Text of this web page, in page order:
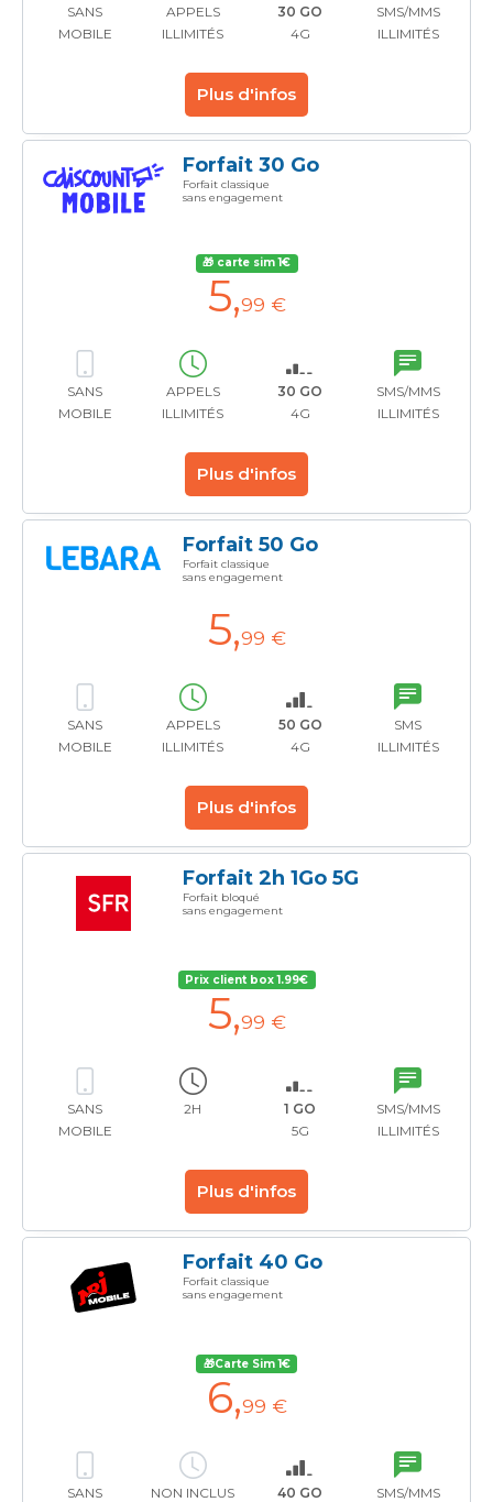
SANS
MOBILE
APPELS
ILLIMITÉS
30 GO
4G
SMS/MMS
ILLIMITÉS
Plus d'infos
Forfait 30 Go
Forfait classique
sans engagement
🎁 carte sim 1€
5,99 €
SANS
MOBILE
APPELS
ILLIMITÉS
30 GO
4G
SMS/MMS
ILLIMITÉS
Plus d'infos
Forfait 50 Go
Forfait classique
sans engagement
5,99 €
SANS
MOBILE
APPELS
ILLIMITÉS
50 GO
4G
SMS
ILLIMITÉS
Plus d'infos
Forfait 2h 1Go 5G
Forfait bloqué
sans engagement
Prix client box 1.99€
5,99 €
SANS
MOBILE
2H
1 GO
5G
SMS/MMS
ILLIMITÉS
Plus d'infos
Forfait 40 Go
Forfait classique
sans engagement
🎁Carte Sim 1€
6,99 €
SANS
NON INCLUS
40 GO
SMS/MMS